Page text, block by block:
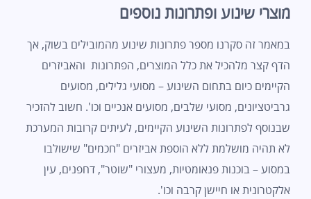
מוצרי שינוע ופתרונות נוספים
במאמר זה סקרנו מספר פתרונות שינוע מהמובילים בשוק, אך
הדף קצר מלהכיל את כלל המוצרים, הפתרונות והאביזרים
הקיימים כיום בתחום השינוע – מסועי גלילים, מסועים
גרביטציונים, מסועי שלבים, מסועים אנכיים וכו'. חשוב להזכיר
שבנוסף לפתרונות השינוע הקיימים, לעיתים קרובות המערכת
לא תהיה מושלמת ללא הוספת אביזרים "חכמים" שישולבו
במסוע – בוכנות פנאומטיות, מעצורי "שוטר", דחפנים, עין
אלקטרונית או חיישן קרבה וכו'.